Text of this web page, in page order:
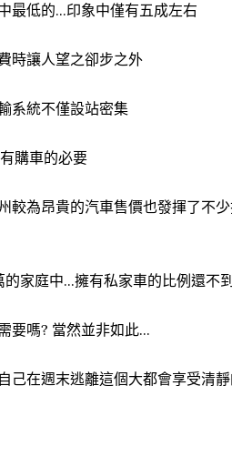
最低的...印象中僅有五成左右
時讓人望之卻步之外
系統不僅設站密集
購車的必要
較為昂貴的汽車售價也發揮了不
家庭中...擁有私家車的比例還不
要嗎? 當然並非如此...
己在週末逃離這個大都會享受清